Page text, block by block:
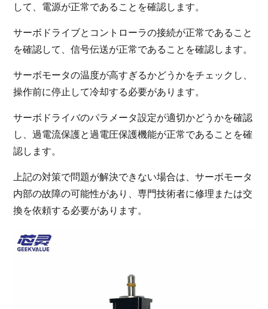
して、電源が正常であることを確認します。
サーボドライブとコントローラの接続が正常であること
を確認して、信号伝送が正常であることを確認します。
サーボモータの温度が高すぎるかどうかをチェックし、
操作前に停止して冷却する必要があります。
サーボドライバのパラメータ設定が適切かどうかを確認
し、過電流保護と過電圧保護機能が正常であることを確
認します。
上記の対策で問題が解決できない場合は、サーボモータ
内部の故障の可能性があり、専門技術者に修理または交
換を依頼する必要があります。